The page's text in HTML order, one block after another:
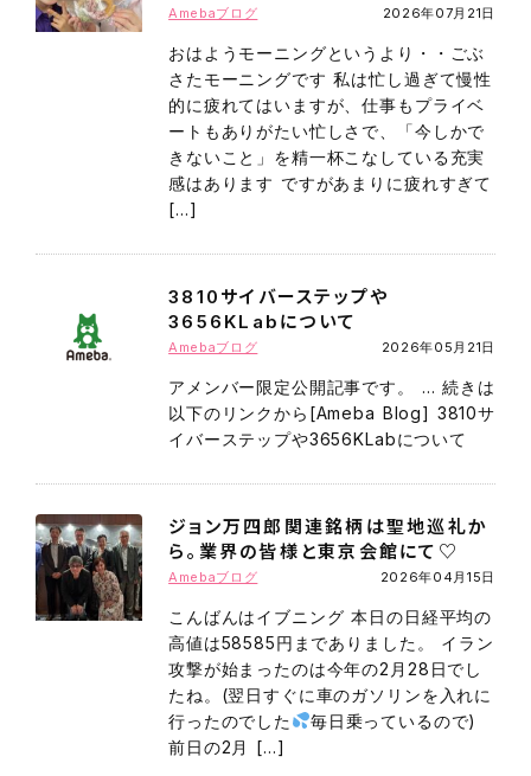
Amebaブログ 2026年07月21日
おはようモーニングというより・・ごぶ
さたモーニングです 私は忙し過ぎて慢性
的に疲れてはいますが、仕事もプライベ
ートもありがたい忙しさで、「今しかで
きないこと」を精一杯こなしている充実
感はあります ですがあまりに疲れすぎて
[…]
3810サイバーステップや
3656KLabについて
Amebaブログ 2026年05月21日
アメンバー限定公開記事です。 … 続きは
以下のリンクから[Ameba Blog] 3810サ
イバーステップや3656KLabについて
ジョン万四郎関連銘柄は聖地巡礼か
ら。業界の皆様と東京会館にて♡
Amebaブログ 2026年04月15日
こんばんはイブニング 本日の日経平均の
高値は58585円までありました。 イラン
攻撃が始まったのは今年の2月28日でし
たね。(翌日すぐに車のガソリンを入れに
行ったのでした
毎日乗っているので)
前日の2月 […]